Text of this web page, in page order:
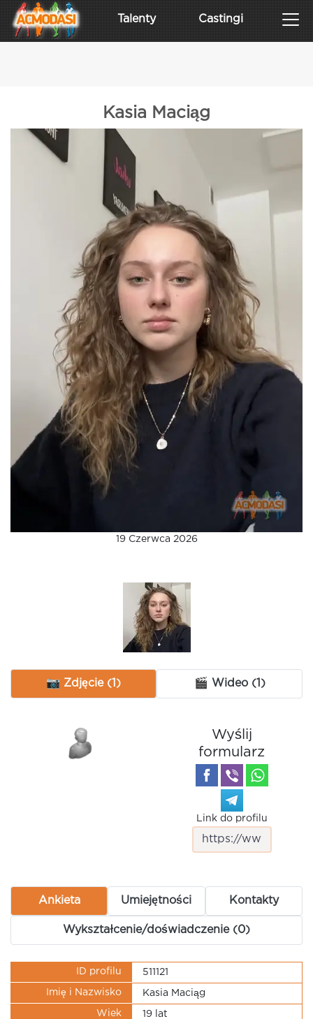
Talenty Castingi
Kasia Maciąg
19 Czerwca 2026
📷 Zdjęcie (1) 🎬 Wideo (1)
Wyślij
formularz
Link do profilu
Ankieta Umiejętności Kontakty
Wykształcenie/doświadczenie (0)
ID profilu 511121
Imię i Nazwisko Kasia Maciąg
Wiek 19 lat